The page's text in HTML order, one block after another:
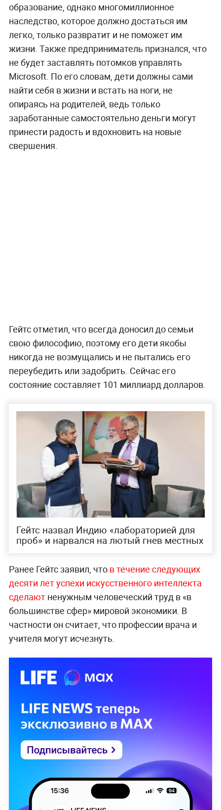
образование, однако многомиллионное
наследство, которое должно достаться им
легко, только развратит и не поможет им
жизни. Также предприниматель признался, что
не будет заставлять потомков управлять
Microsoft. По его словам, дети должны сами
найти себя в жизни и встать на ноги, не
опираясь на родителей, ведь только
заработанные самостоятельно деньги могут
принести радость и вдохновить на новые
свершения.
Гейтс отметил, что всегда доносил до семьи
свою философию, поэтому его дети якобы
никогда не возмущались и не пытались его
переубедить или задобрить. Сейчас его
состояние составляет 101 миллиард долларов.
Гейтс назвал Индию «лабораторией для
проб» и нарвался на лютый гнев местных
Ранее Гейтс заявил, что в течение следующих
десяти лет успехи искусственного интеллекта
сделают ненужным человеческий труд в «в
большинстве сфер» мировой экономики. В
частности он считает, что профессии врача и
учителя могут исчезнуть.